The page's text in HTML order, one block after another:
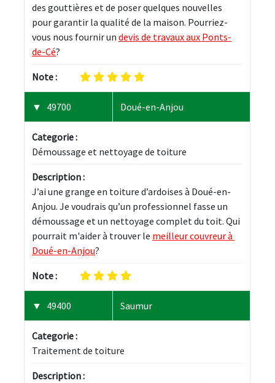
des gouttières et de poser quelques nouvelles
pour garantir la qualité de la maison. Pourriez-
vous nous fournir un devis de travaux aux Ponts-
de-Cé?
Note :
49700 Doué-en-Anjou
Categorie :
Démoussage et nettoyage de toiture
Description :
J’ai une grange en toiture d’ardoises à Doué-en-
Anjou. Je voudrais qu’un professionnel fasse un
démoussage et un nettoyage complet du toit. Qui
pourrait m'aider à trouver le meilleur couvreur à
Doué-en-Anjou?
Note :
49400 Saumur
Categorie :
Traitement de toiture
Description :